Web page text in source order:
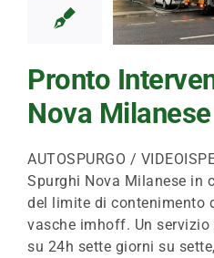
Milanese
Pronto
Pronto
Nova Milanese
AUTOSPURGO /
Spurghi Nova Milanese in
del limite di contenimento
vasche imhoff. Un
su 24h sette giorni su